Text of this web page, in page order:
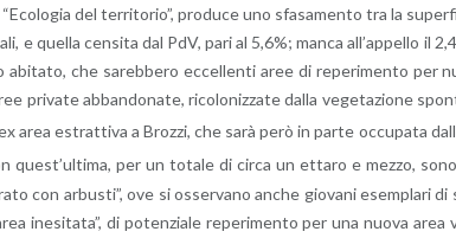
del ter­ri­to­rio”, pro­du­ce uno sfa­sa­men­to tra la
e quel­la cen­si­ta dal PdV, pari al 5,6%; manca al­l’ap­pel­lo
che sa­reb­be­ro ec­cel­len­ti aree di re­pe­ri­men­to per
pri­va­te ab­ban­do­na­te, ri­co­lo­niz­za­te dalla ve­ge­ta­zio­ne
area estrat­ti­va a Broz­zi, che sarà però in parte oc­cu­pa­ta
que­st’ul­ti­ma, per un to­ta­le di circa un et­ta­ro e mezzo,
con ar­bu­sti”, ove si os­ser­va­no anche gio­va­ni esem­pla­ri
ine­si­ta­ta”, di po­ten­zia­le re­pe­ri­men­to per una nuova